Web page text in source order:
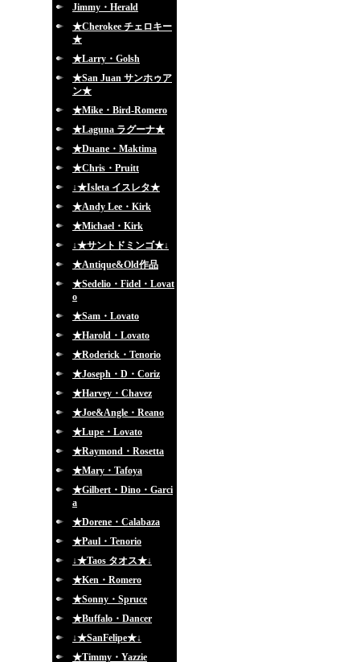
Jimmy・Herald
★Cherokee チェロキー
★
★Larry・Golsh
★San Juan サンホゥア
ン★
★Mike・Bird-Romero
★Laguna ラグーナ★
★Duane・Maktima
★Chris・Pruitt
↓★Isleta イスレタ★
★Andy Lee・Kirk
★Michael・Kirk
↓★サントドミンゴ★↓
★Antique&Old作品
★Sedelio・Fidel・Lovat
o
★Sam・Lovato
★Harold・Lovato
★Roderick・Tenorio
★Joseph・D・Coriz
★Harvey・Chavez
★Joe&Angle・Reano
★Lupe・Lovato
★Raymond・Rosetta
★Mary・Tafoya
★Gilbert・Dino・Garci
a
★Dorene・Calabaza
★Paul・Tenorio
↓★Taos タオス★↓
★Ken・Romero
★Sonny・Spruce
★Buffalo・Dancer
↓★SanFelipe★↓
★Timmy・Yazzie